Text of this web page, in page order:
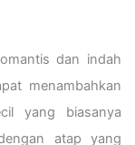
dan indah
menambahkan
yang biasanya
atap yang